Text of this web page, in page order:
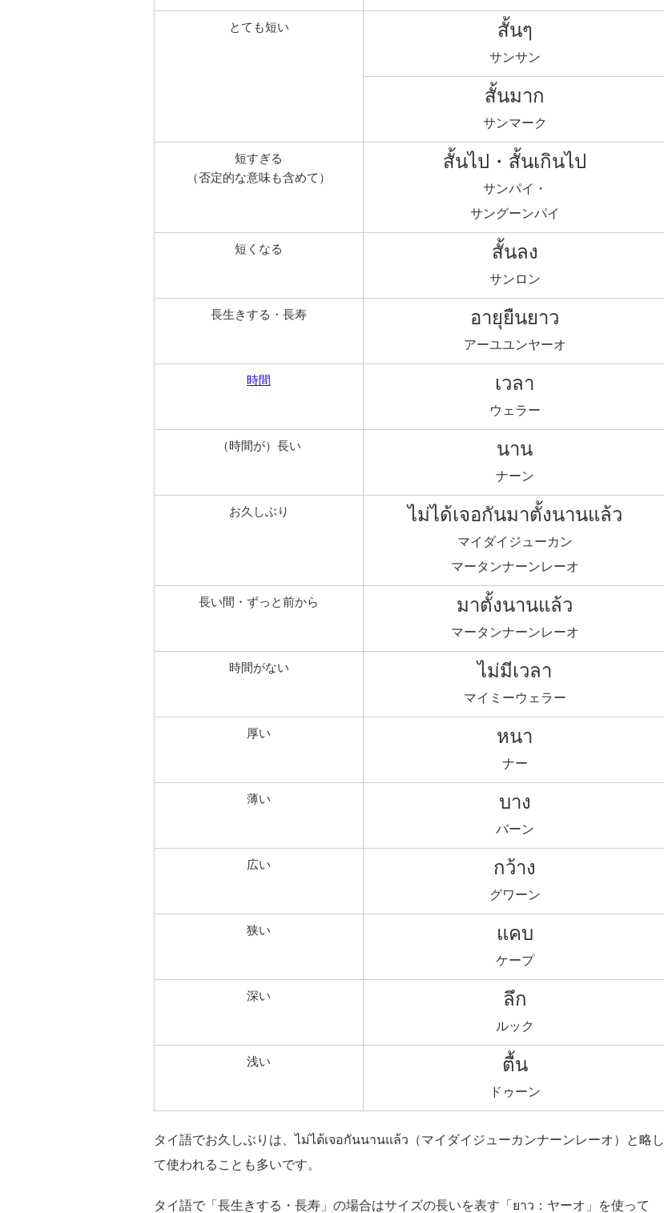
とても短い สั้นๆ
サンサン
สั้นมาก
サンマーク
短すぎる
（否定的な意味も含めて）
สั้นไป・สั้นเกินไป
サンパイ・
サングーンパイ
短くなる สั้นลง
サンロン
長生きする・長寿 อายุยืนยาว
アーユユンヤーオ
時間 เวลา
ウェラー
（時間が）長い นาน
ナーン
お久しぶり ไม่ได้เจอกันมาตั้งนานแล้ว
マイダイジューカン
マータンナーンレーオ
長い間・ずっと前から มาตั้งนานแล้ว
マータンナーンレーオ
時間がない ไม่มีเวลา
マイミーウェラー
厚い หนา
ナー
薄い บาง
バーン
広い กว้าง
グワーン
狭い แคบ
ケープ
深い ลึก
ルック
浅い ตื้น
ドゥーン
タイ語でお久しぶりは、ไม่ได้เจอกันนานแล้ว（マイダイジューカンナーンレーオ）と略し
て使われることも多いです。
タイ語で「長生きする・長寿」の場合はサイズの長いを表す「ยาว：ヤーオ」を使って